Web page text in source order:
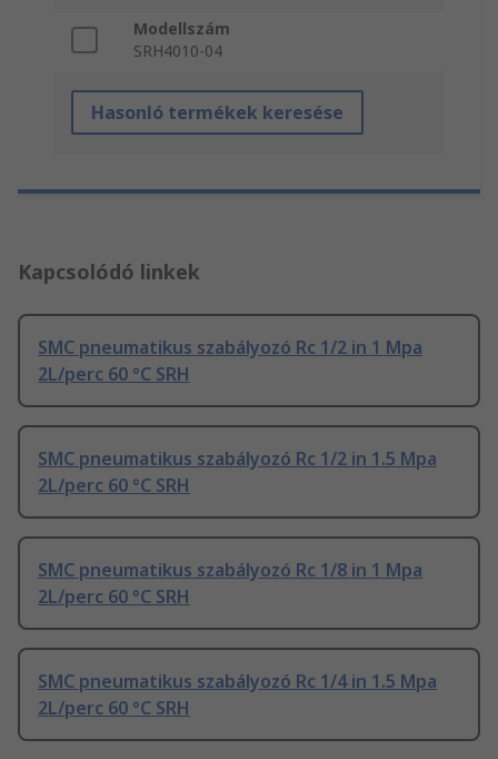
Modellszám
SRH4010-04
Hasonló termékek keresése
Kapcsolódó linkek
SMC pneumatikus szabályozó Rc 1/2 in 1 Mpa
2L/perc 60 °C SRH
SMC pneumatikus szabályozó Rc 1/2 in 1.5 Mpa
2L/perc 60 °C SRH
SMC pneumatikus szabályozó Rc 1/8 in 1 Mpa
2L/perc 60 °C SRH
SMC pneumatikus szabályozó Rc 1/4 in 1.5 Mpa
2L/perc 60 °C SRH